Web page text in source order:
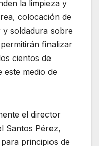
la limpieza y
colocación de
soldadura sobre
finalizar
cientos de
este medio de
el director
Santos Pérez,
principios de